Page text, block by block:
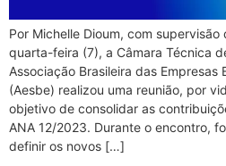
Por Michelle Dioum, com supervisão
quarta-feira (7), a Câmara Técnica
Associação Brasileira das Empresas
(Aesbe) realizou uma reunião, por
objetivo de consolidar as
ANA 12/2023. Durante o encontro,
definir os novos […]